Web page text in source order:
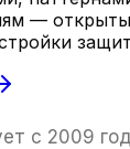
—
с 2009